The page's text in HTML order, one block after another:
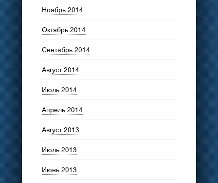
Ноябрь 2014
Октябрь 2014
Сентябрь 2014
Август 2014
Июль 2014
Апрель 2014
Август 2013
Июль 2013
Июнь 2013